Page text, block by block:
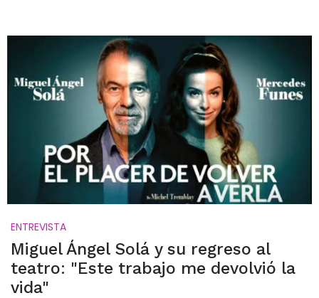
ENTREVISTA
Miguel Ángel Solá y su regreso al
teatro: "Este trabajo me devolvió la
vida"